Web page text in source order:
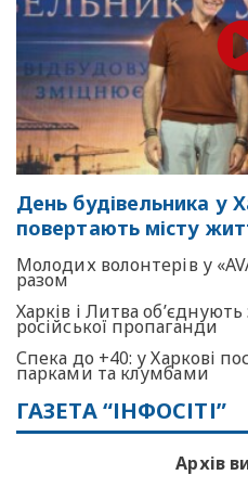
День будівельника у
повертають місту
Молодих волонтерів у
разом
Харків і Литва
російської пропаганди
Спека до +40: у Харкові
парками та клумбами
ГАЗЕТА “ІНФОСІТІ”
Архів